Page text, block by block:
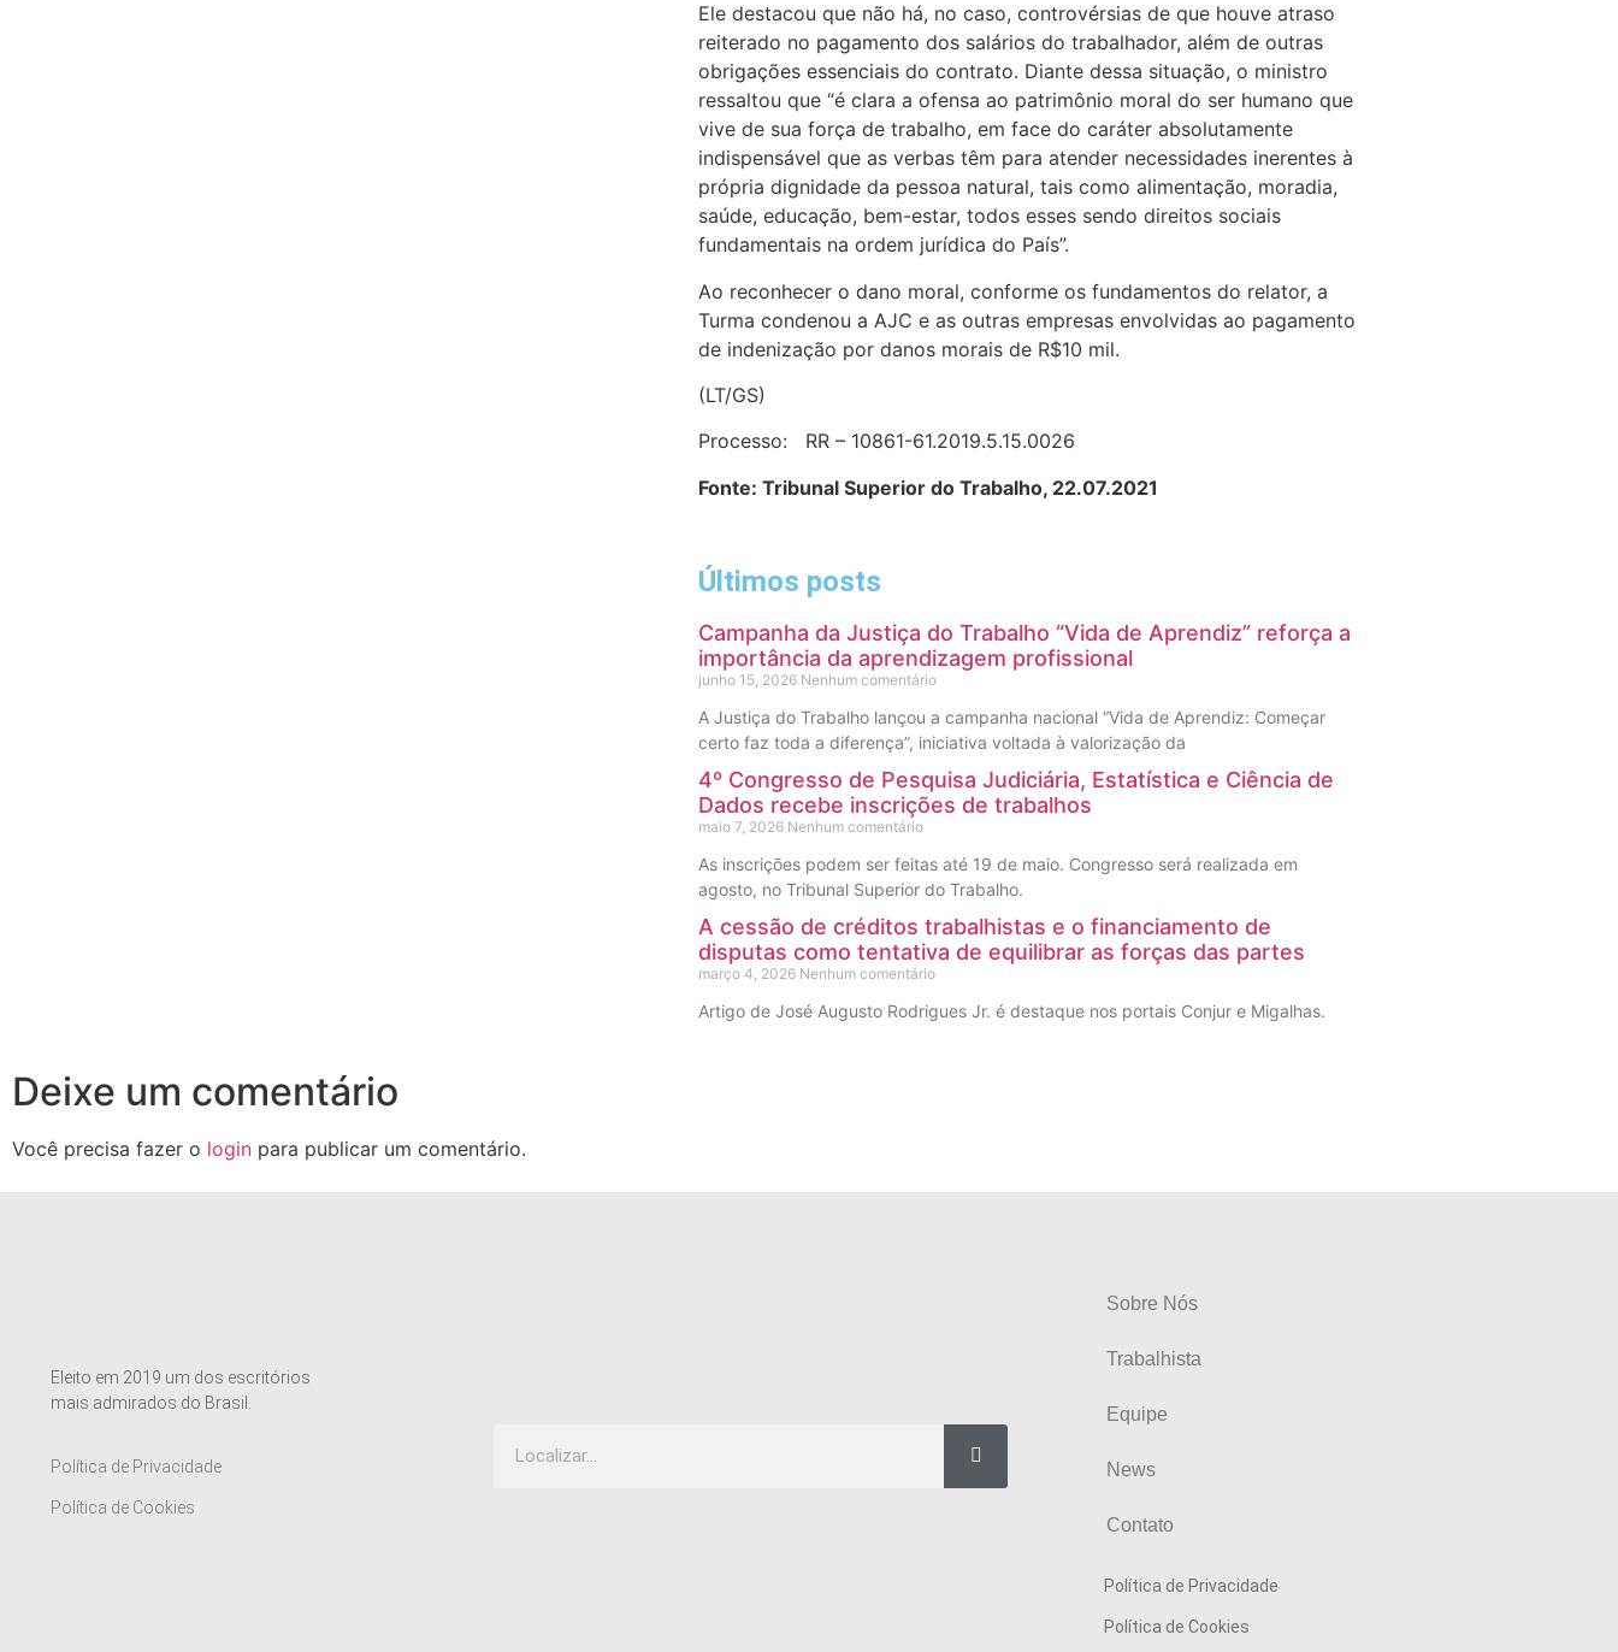
Ele destacou que não há, no caso, controvérsias de que houve atraso
reiterado no pagamento dos salários do trabalhador, além de outras
obrigações essenciais do contrato. Diante dessa situação, o ministro
ressaltou que “é clara a ofensa ao patrimônio moral do ser humano que
vive de sua força de trabalho, em face do caráter absolutamente
indispensável que as verbas têm para atender necessidades inerentes à
própria dignidade da pessoa natural, tais como alimentação, moradia,
saúde, educação, bem-estar, todos esses sendo direitos sociais
fundamentais na ordem jurídica do País”.
Ao reconhecer o dano moral, conforme os fundamentos do relator, a
Turma condenou a AJC e as outras empresas envolvidas ao pagamento
de indenização por danos morais de R$10 mil.
(LT/GS)
Processo: RR – 10861-61.2019.5.15.0026
Fonte: Tribunal Superior do Trabalho, 22.07.2021
Últimos posts
Campanha da Justiça do Trabalho “Vida de Aprendiz” reforça a
importância da aprendizagem profissional
junho 15, 2026 Nenhum comentário
A Justiça do Trabalho lançou a campanha nacional “Vida de Aprendiz: Começar
certo faz toda a diferença”, iniciativa voltada à valorização da
4º Congresso de Pesquisa Judiciária, Estatística e Ciência de
Dados recebe inscrições de trabalhos
maio 7, 2026 Nenhum comentário
As inscrições podem ser feitas até 19 de maio. Congresso será realizada em
agosto, no Tribunal Superior do Trabalho.
A cessão de créditos trabalhistas e o financiamento de
disputas como tentativa de equilibrar as forças das partes
março 4, 2026 Nenhum comentário
Artigo de José Augusto Rodrigues Jr. é destaque nos portais Conjur e Migalhas.
Deixe um comentário
Você precisa fazer o login para publicar um comentário.
Eleito em 2019 um dos escritórios
mais admirados do Brasil.
Política de Privacidade
Política de Cookies
Sobre Nós
Trabalhista
Equipe
News
Contato
Política de Privacidade
Política de Cookies